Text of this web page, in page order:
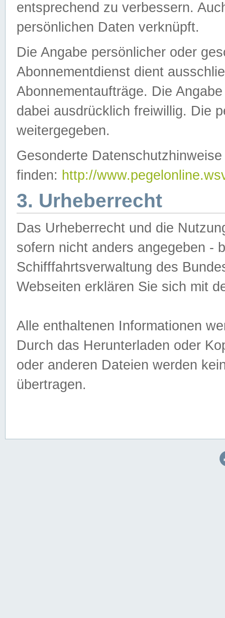
entsprechend zu verbessern.
persönlichen Daten verknüpft.
Die Angabe persönlicher oder
Abonnementdienst dient
Abonnementaufträge. Die
dabei ausdrücklich freiwillig. Die
weitergegeben.
Gesonderte
finden: http://
3. Urheberrecht
Das Urheberrecht und die
sofern nicht anders angegeben -
Schifffahrtsverwaltung des
Webseiten erklären Sie sich mit
Alle enthaltenen Informationen
Durch das Herunterladen oder
oder anderen Dateien werden
übertragen.